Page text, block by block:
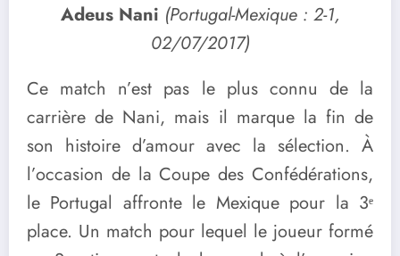
Adeus Nani (Portugal-Mexique : 2-1,
02/07/2017)
Ce match n’est pas le plus connu de la
carrière de Nani, mais il marque la fin de
son histoire d’amour avec la sélection. À
l’occasion de la Coupe des Confédérations,
le Portugal affronte le Mexique pour la 3ᵉ
place. Un match pour lequel le joueur formé